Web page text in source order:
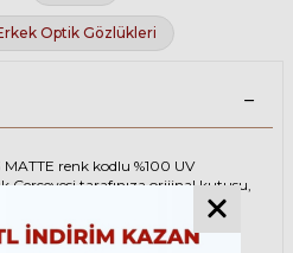
Optik Gözlükleri
renk kodlu %100 UV
Çerçevesi tarafınıza orijinal kutusu,
faturası ile birlikte özenle
temizleme spreyi ücretsiz olarak